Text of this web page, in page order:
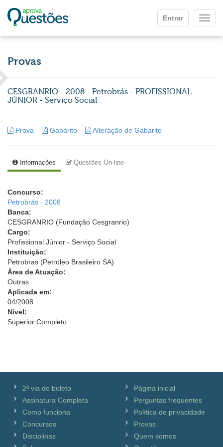
Entrar
Provas
CESGRANRIO - 2008 - Petrobrás - PROFISSIONAL
JÚNIOR - Serviço Social
Prova Gabarito Alteração de Gabarito
Informações Questões On-line
Concurso:
Petrobrás - 2008
Banca:
CESGRANRIO (Fundação Cesgranrio)
Cargo:
Profissional Júnior - Serviço Social
Instituição:
Petrobras (Petróleo Brasileiro SA)
Área de Atuação:
Outras
Aplicada em:
04/2008
Nível:
Superior Completo
2ª via do boleto
Assinatura Completa
Como funciona
Concursos
Disciplinas
Página inicial
Perguntas frequentes
Política de privacidade
Provas
Quem somos